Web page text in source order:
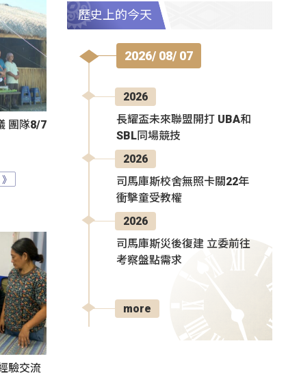
團隊8/7
驗交流
歷史上的今天
2026/ 08/ 07
2026
長耀盃未來聯盟開打 UBA和
SBL同場競技
2026
司馬庫斯校舍無照卡關22年
衝擊童受教權
2026
司馬庫斯災後復建 立委前往
考察盤點需求
more